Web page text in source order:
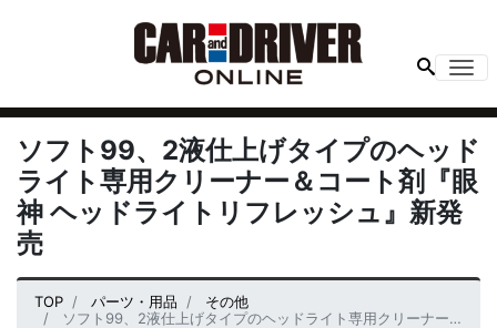
ソフト99、2液仕上げタイプのヘッド
ライト専用クリーナー＆コート剤『眼
神 ヘッドライトリフレッシュ』新発
売
TOP パーツ・用品
その他
ソフト99、2液仕上げタイプのヘッドライト専用クリーナー＆コート剤『眼神 ヘッドライトリフレッシュ』新発売